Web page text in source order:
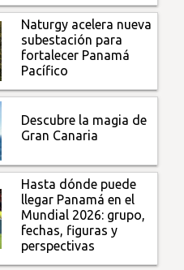
Naturgy acelera nueva
subestación para
fortalecer Panamá
Pacífico
Descubre la magia de
Gran Canaria
Hasta dónde puede
llegar Panamá en el
Mundial 2026: grupo,
fechas, figuras y
perspectivas